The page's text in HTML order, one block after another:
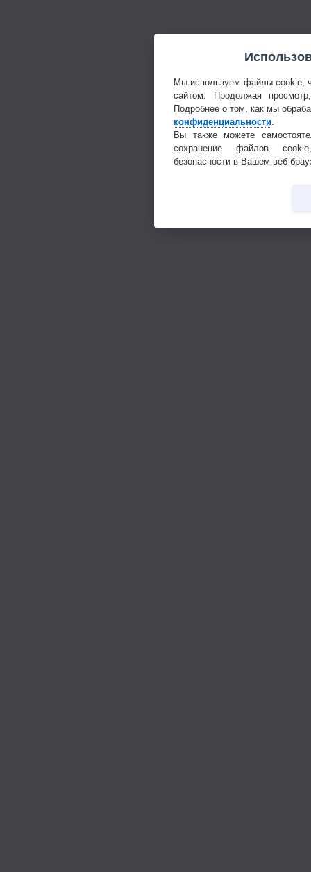
Мы используем файлы cookie,
сайтом. Продолжая
Подробнее о том, как мы
конфиденциальности.
Вы также можете
сохранение файлов
безопасности в Вашем веб-